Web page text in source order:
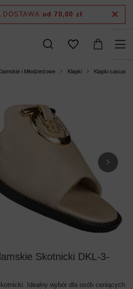
DOSTAWA od 70,00 zł
i Młodzieżowe Klapki Klapki
Skotnicki DKL-3-
Idealny wybór dla osób ceniących